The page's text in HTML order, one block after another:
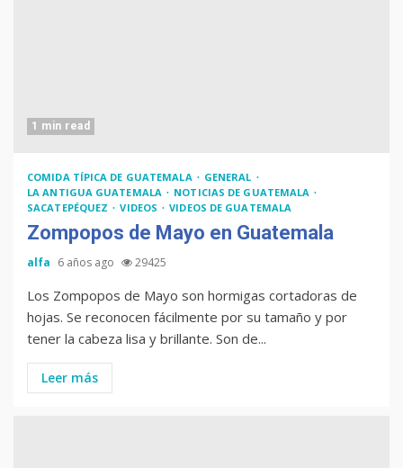
1 min read
COMIDA TÍPICA DE GUATEMALA
GENERAL
LA ANTIGUA GUATEMALA
NOTICIAS DE GUATEMALA
SACATEPÉQUEZ
VIDEOS VIDEOS DE GUATEMALA
Zompopos de Mayo en Guatemala
alfa 6 años ago 29425
Los Zompopos de Mayo son hormigas cortadoras de
hojas. Se reconocen fácilmente por su tamaño y por
tener la cabeza lisa y brillante. Son de...
Leer más